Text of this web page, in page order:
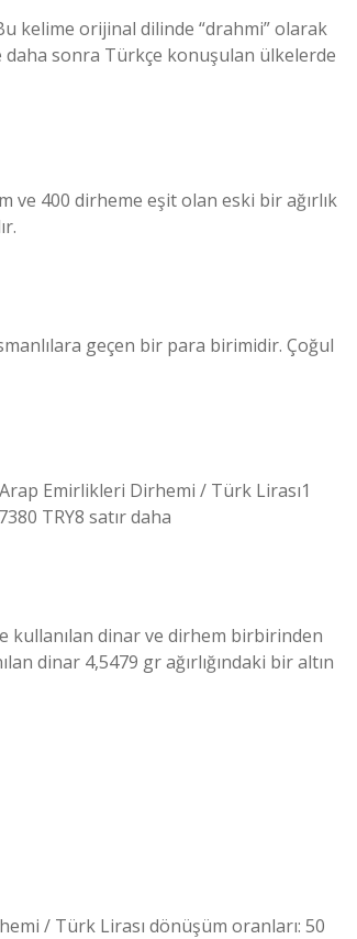
kelime orijinal dilinde “drahmi” olarak
daha sonra Türkçe konuşulan ülkelerde
geçen bir para birimidir. Çoğul
Emirlikleri Dirhemi / Türk Lirası1
TRY8 satır daha
kullanılan dinar ve dirhem birbirinden
dinar 4,5479 gr ağırlığındaki bir altın
/ Türk Lirası dönüşüm oranları: 50